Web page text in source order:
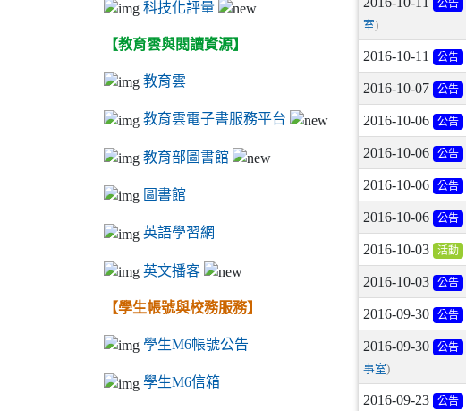
公告
室)
2016-10-11 公告
2016-10-07 公告
2016-10-06 公告
2016-10-06 公告
2016-10-06 公告
2016-10-06 公告
2016-10-03 活動
2016-10-03 公告
2016-09-30 公告
2016-09-30 公告
事室)
2016-09-23 公告
科技化評量
【教育雲與閱讀資源】
教育雲
教育雲電子書服務平台
教育部圖書館
圖書館
英語學習網
英文播客
【學生帳號與校務服務】
學生M6帳號公告
學生M6信箱